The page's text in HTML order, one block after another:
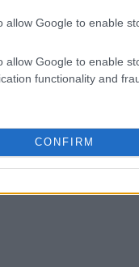
allow Google to enable
allow Google to enable
functionality and
CONFIRM
il
ha chiuso
e rimuovere i
sa quanto